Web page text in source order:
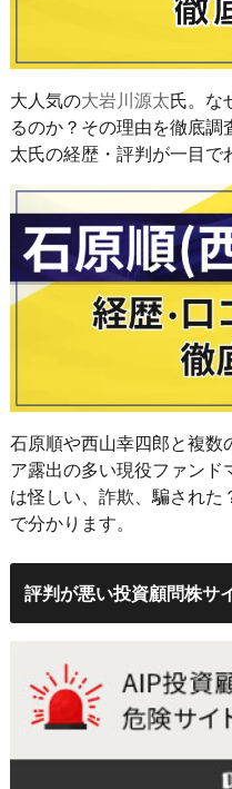
大人気の大岩川源太氏。な
るのか？その理由を徹底
太氏の経歴・評判が一目で
石原順や西山幸四郎と複数
ア露出の多い現役ファンド
は怪しい、詐欺、騙された
で分かります。
評判が悪い投資顧問株サ